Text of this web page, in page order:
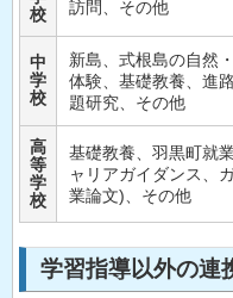
校
訪問、その他
中
学
校
新島、式根島の自然
体験、基礎教養、進
題研究、その他
高
等
学
校
基礎教養、羽黒町就
ャリアガイダンス、
業論文)、その他
学習指導以外の連